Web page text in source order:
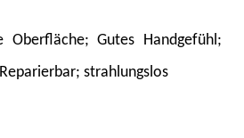
Oberfläche; Gutes Handgefühl;
strahlungslos